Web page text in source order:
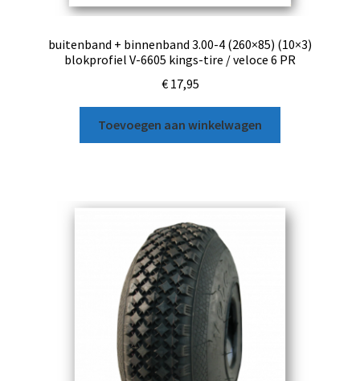
buitenband + binnenband 3.00-4 (260×85) (10×3)
blokprofiel V-6605 kings-tire / veloce 6 PR
€17,95
Toevoegen aan winkelwagen